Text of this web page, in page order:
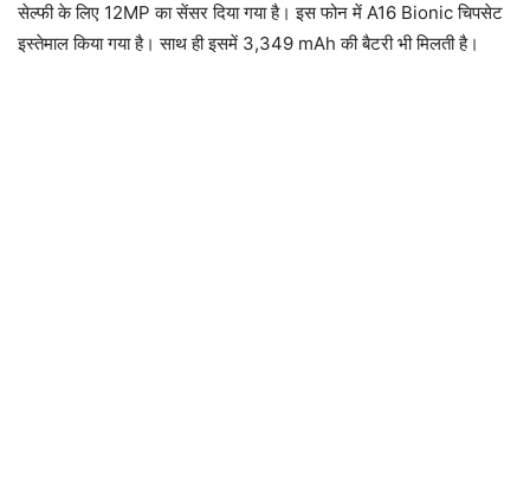
सेल्फी के लिए 12MP का सेंसर दिया गया है। इस फोन में A16 Bionic चिपसेट
इस्तेमाल किया गया है। साथ ही इसमें 3,349 mAh की बैटरी भी मिलती है।